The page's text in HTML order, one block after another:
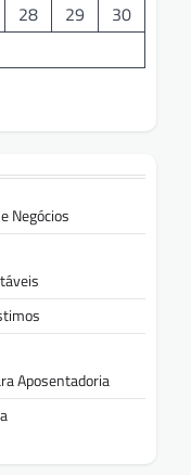
28 29
30
Negócios
Aposentadoria